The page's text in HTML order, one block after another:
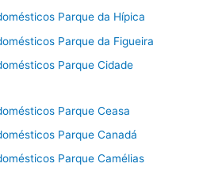
Parque da Hípica
Parque da Figueira
Parque Cidade
Parque Ceasa
Parque Canadá
Parque Camélias